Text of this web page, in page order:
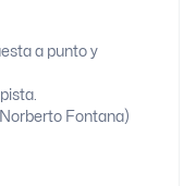
a punto y
Fontana)